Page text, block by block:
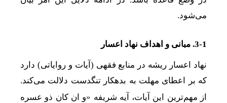
میشود.
3-1. مبانی و اهداف نهاد اعسار
نهاد اعسار ریشه در منابع فقهی (آیات و روایاتی) دارد
که بر اعطای مهلت به بدهکار تنگدست دلالت میکند.
از مهمترین این آیات، آیه شریفه «و ان کان ذو عسره